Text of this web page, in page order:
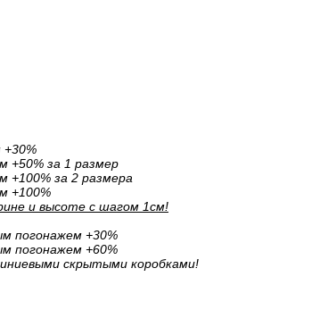
+50% за 1 размер
+100% за 2 размера
+100%
и высоте с шагом 1см!
погонажем +30%
погонажем +60%
скрытыми коробками!